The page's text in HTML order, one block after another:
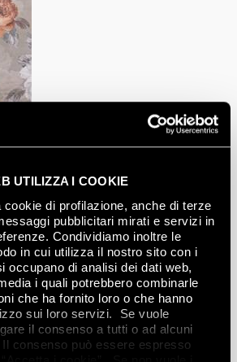
UTILIZZA I COOKIE
di profilazione, anche di terze
pubblicitari mirati e servizi in
Condividiamo inoltre le
in cui utilizza il nostro sito con i
occupano di analisi dei dati web,
i quali potrebbero combinarle
che ha fornito loro o che hanno
sui loro servizi. Se vuole
il consenso a tutti o ad alcuni
Il consenso può essere espresso
5